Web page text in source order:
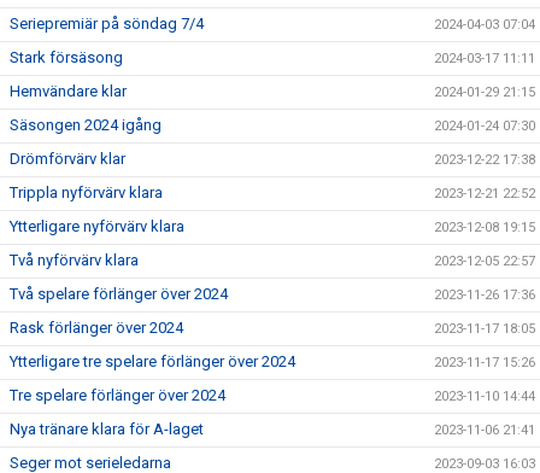
Seriepremiär på söndag 7/4 2024-04-03 07:04
Stark försäsong 2024-03-17 11:11
Hemvändare klar 2024-01-29 21:15
Säsongen 2024 igång 2024-01-24 07:30
Drömförvärv klar 2023-12-22 17:38
Trippla nyförvärv klara 2023-12-21 22:52
Ytterligare nyförvärv klara 2023-12-08 19:15
Två nyförvärv klara 2023-12-05 22:57
Två spelare förlänger över 2024 2023-11-26 17:36
Rask förlänger över 2024 2023-11-17 18:05
Ytterligare tre spelare förlänger över 2024 2023-11-17 15:26
Tre spelare förlänger över 2024 2023-11-10 14:44
Nya tränare klara för A-laget 2023-11-06 21:41
Seger mot serieledarna 2023-09-03 16:03